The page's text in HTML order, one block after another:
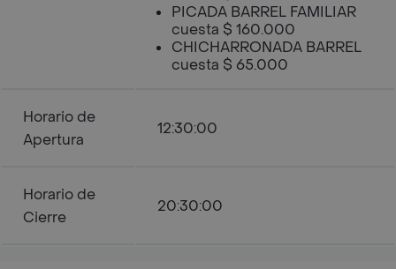
PICADA BARREL FAMILIAR
cuesta $ 160.000
CHICHARRONADA BARREL
cuesta $ 65.000
Horario de
Apertura
12:30:00
Horario de
Cierre
20:30:00